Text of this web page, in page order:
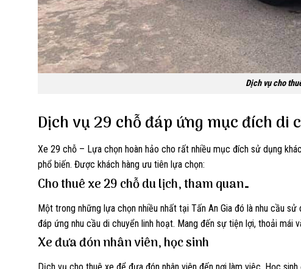
Dịch vụ cho
Dịch vụ 29 chỗ đáp ứng mục đích di
Xe 29 chỗ – Lựa chọn hoàn hảo cho rất nhiều mục đích sử dụng
phổ biến. Được khách hàng ưu tiên lựa chọn:
Cho thuê xe 29 chỗ du lịch, tham quan…
Một trong những lựa chọn nhiều nhất tại Tấn An Gia đó là nhu cầu
đáp ứng nhu cầu di chuyển linh hoạt. Mang đến sự tiện lợi, thoải mái
Xe đưa đón nhân viên, học sinh